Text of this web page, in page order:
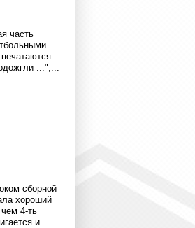
часть
...",...
сборной
хороший
4-ть
и